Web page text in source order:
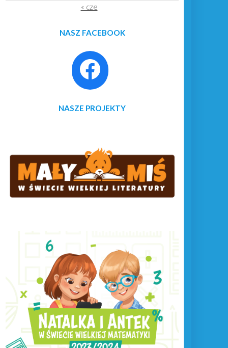
« cze
NASZ FACEBOOK
NASZE PROJEKTY